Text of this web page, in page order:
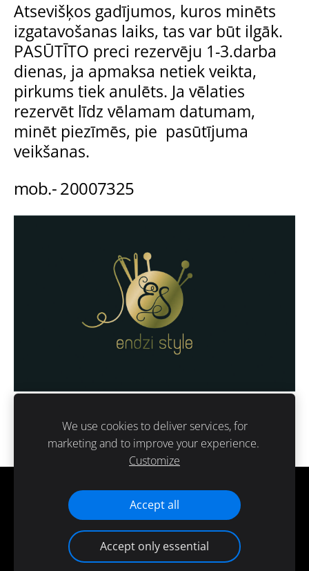
Atsevišķos gadījumos, kuros minēts
izgatavošanas laiks, tas var būt ilgāk.
PASŪTĪTO preci rezervēju 1-3.darba
dienas, ja apmaksa netiek veikta,
pirkums tiek anulēts. Ja vēlaties
rezervēt līdz vēlamam datumam,
minēt piezīmēs, pie pasūtījuma
veikšanas.
mob.- 20007325
Cookies
We use cookies to deliver services, for
marketing and to improve your experience.
Customize
Accept all
Accept only essential